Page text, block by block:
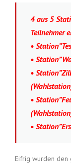
4 aus 5
Teilnehmer
•
•
•
•
•
Eifrig wurden den